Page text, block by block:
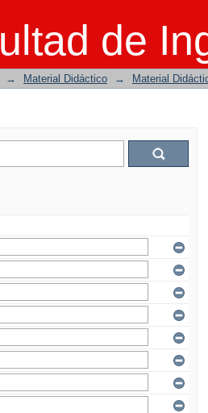
de
→ Material Didáctico → Material